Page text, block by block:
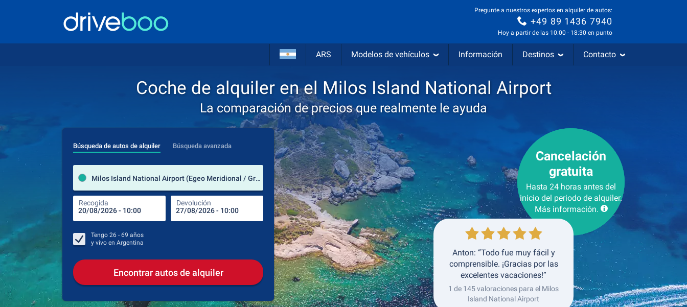
Pregunte a nuestros expertos en alquiler de autos:
+49 89 1436 7940
Hoy a partir de las 10:00 - 18:30 en punto
ARS Modelos de vehículos Información Destinos Contacto
Coche de alquiler en el Milos Island National Airport
La comparación de precios que realmente le ayuda
Búsqueda de autos de alquiler Búsqueda avanzada
Milos Island National Airport (Egeo Meridional / Grecia)
Recogida Devolución
lugar de alquiler
Lugar de devolución
Recogida Devolución
Tengo 26 - 69 años
y vivo en Argentina
Encontrar autos de alquiler
Cancelación
gratuita
Hasta 24 horas antes del
inicio del periodo de alquiler.
Más información.
Anton: “Todo fue muy fácil y
comprensible. ¡Gracias por las
excelentes vacaciones!”
1 de 145 valoraciones para el Milos
Island National Airport